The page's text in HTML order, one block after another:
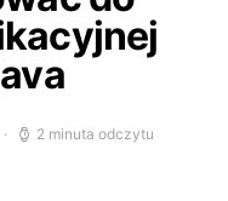
2 minuta odczytu